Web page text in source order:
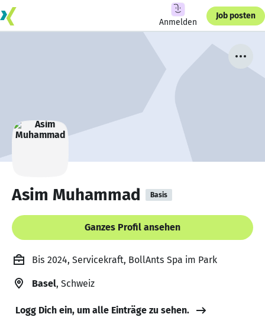
Anmelden
Job posten
Asim Muhammad Basis
Ganzes Profil ansehen
Bis 2024, Servicekraft, BollAnts Spa im Park
Basel, Schweiz
Logg Dich ein, um alle Einträge zu sehen.